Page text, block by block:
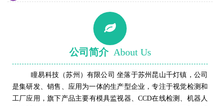
公司简介 About Us
瞳易科技（苏州）有限公司 坐落于苏州昆山千灯镇，公司
是集研发、销售、应用为一体的生产型企业，专注于视觉检测和
工厂应用，旗下产品主要有模具监视器、CCD在线检测、机器人